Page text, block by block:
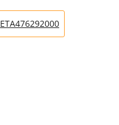
ETA476292000